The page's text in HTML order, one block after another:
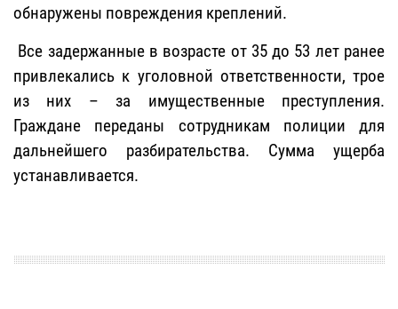
обнаружены повреждения креплений.
Все задержанные в возрасте от 35 до 53 лет ранее
привлекались к уголовной ответственности, трое
из них – за имущественные преступления.
Граждане переданы сотрудникам полиции для
дальнейшего разбирательства. Сумма ущерба
устанавливается.